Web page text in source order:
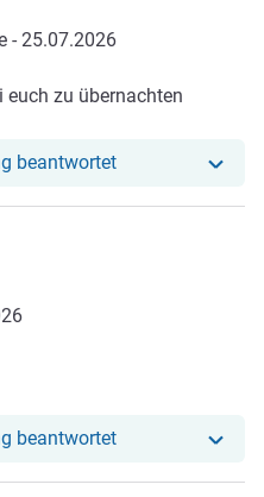
- 25.07.2026
euch zu übernachten
beantwortetUnser Hotel hat
3.5/5
beantwortetUnser Hotel hat